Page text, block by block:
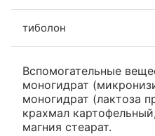
тиболон
Вспомогательные
моногидрат
моногидрат (лактоза
крахмал
магния стеарат.